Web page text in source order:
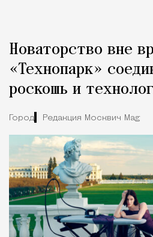
Новаторство вне
«Технопарк»
роскошь и
Город Редакция Москвич Mag